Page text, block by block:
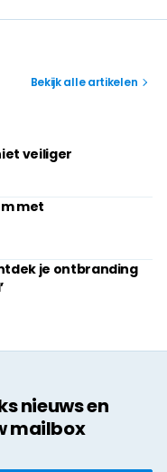
Bekijk alle artikelen
veiliger
met
je ontbranding
nieuws en
mailbox